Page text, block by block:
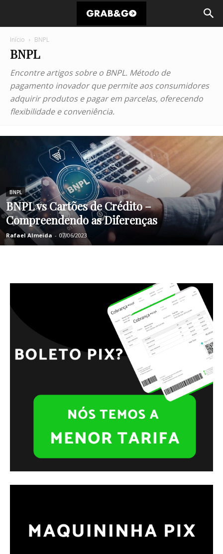
Início BNPL
BNPL
Encontre artigos sobre o BNPL. Método de
pagamento inovador que permite aos consumidores
adquirir produtos e pagar em parcelas, oferecendo
flexibilidade e conveniência.
BNPL
BNPL vs Cartões de Crédito –
Compreendendo as Diferenças
Rafael Almeida - 07/06/2023